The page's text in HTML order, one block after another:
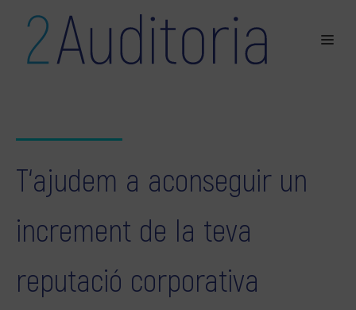
T‘ajudem a aconseguir un
increment de la teva
reputació corporativa